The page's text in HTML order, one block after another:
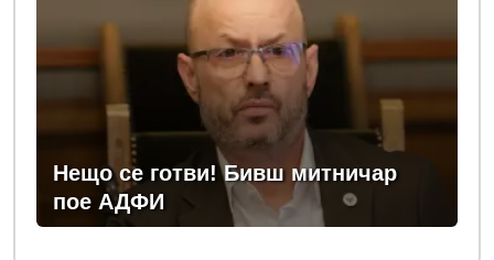
Нещо се готви! Бивш митничар
пое АДФИ